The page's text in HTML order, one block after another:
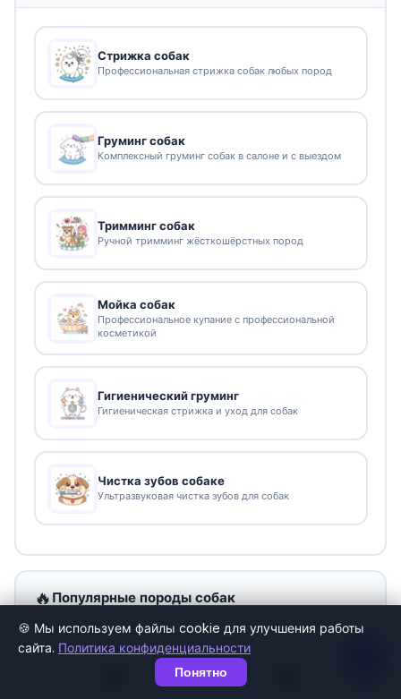
🍪 Мы используем файлы cookie для улучшения работы
сайта. Политика конфиденциальности
Понятно
Стрижка собак
Профессиональная стрижка собак любых пород
Груминг собак
Комплексный груминг собак в салоне и с выездом
Тримминг собак
Ручной тримминг жёсткошёрстных пород
Мойка собак
Профессиональное купание с профессиональной
косметикой
Гигиенический груминг
Гигиеническая стрижка и уход для собак
Чистка зубов собаке
Ультразвуковая чистка зубов для собак
🔥Популярные породы собак